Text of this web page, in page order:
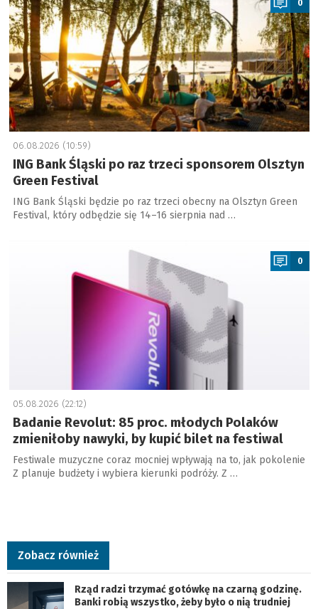
0
06.08.2026 (10:59)
ING Bank Śląski po raz trzeci sponsorem Olsztyn
Green Festival
ING Bank Śląski będzie po raz trzeci obecny na Olsztyn Green
Festival, który odbędzie się 14–16 sierpnia nad …
0
05.08.2026 (22:12)
Badanie Revolut: 85 proc. młodych Polaków
zmieniłoby nawyki, by kupić bilet na festiwal
Festiwale muzyczne coraz mocniej wpływają na to, jak pokolenie
Z planuje budżety i wybiera kierunki podróży. Z …
Zobacz również
Rząd radzi trzymać gotówkę na czarną godzinę.
Banki robią wszystko, żeby było o nią trudniej